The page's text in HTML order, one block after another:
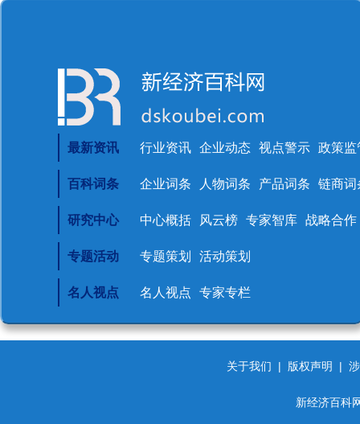
最新资讯 行业资讯 企业动态 视点警示 政策监
百科词条 企业词条 人物词条 产品词条 链商词
研究中心 中心概括 风云榜 专家智库 战略合作
专题活动 专题策划 活动策划
名人视点 名人视点 专家专栏
关于我们 | 版权声明 |
新经济百科